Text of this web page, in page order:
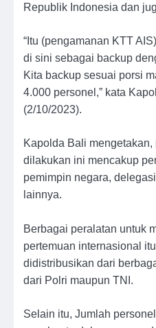
Republik Indonesia dan
“Itu (pengamanan KTT
di sini sebagai backup
Kita backup sesuai porsi
4.000 personel,” kata
(2/10/2023).
Kapolda Bali
dilakukan ini mencakup
pemimpin negara,
lainnya.
Berbagai peralatan untuk
pertemuan internasional
didistribusikan dari
dari Polri maupun TNI.
Selain itu, Jumlah